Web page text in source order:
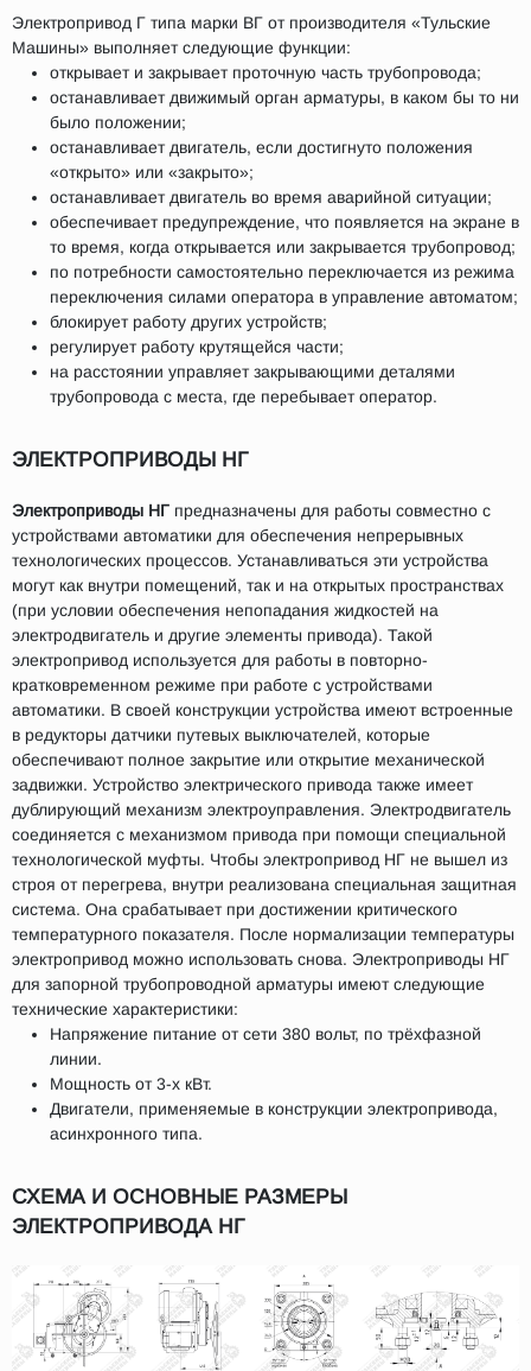
Электропривод Г типа марки ВГ от производителя «Тульские
Машины» выполняет следующие функции:
открывает и закрывает проточную часть трубопровода;
останавливает движимый орган арматуры, в каком бы то ни
было положении;
останавливает двигатель, если достигнуто положения
«открыто» или «закрыто»;
останавливает двигатель во время аварийной ситуации;
обеспечивает предупреждение, что появляется на экране в
то время, когда открывается или закрывается трубопровод;
по потребности самостоятельно переключается из режима
переключения силами оператора в управление автоматом;
блокирует работу других устройств;
регулирует работу крутящейся части;
на расстоянии управляет закрывающими деталями
трубопровода с места, где перебывает оператор.
ЭЛЕКТРОПРИВОДЫ НГ
Электроприводы НГ предназначены для работы совместно с
устройствами автоматики для обеспечения непрерывных
технологических процессов. Устанавливаться эти устройства
могут как внутри помещений, так и на открытых пространствах
(при условии обеспечения непопадания жидкостей на
электродвигатель и другие элементы привода). Такой
электропривод используется для работы в повторно-
кратковременном режиме при работе с устройствами
автоматики. В своей конструкции устройства имеют встроенные
в редукторы датчики путевых выключателей, которые
обеспечивают полное закрытие или открытие механической
задвижки. Устройство электрического привода также имеет
дублирующий механизм электроуправления. Электродвигатель
соединяется с механизмом привода при помощи специальной
технологической муфты. Чтобы электропривод НГ не вышел из
строя от перегрева, внутри реализована специальная защитная
система. Она срабатывает при достижении критического
температурного показателя. После нормализации температуры
электропривод можно использовать снова. Электроприводы НГ
для запорной трубопроводной арматуры имеют следующие
технические характеристики:
Напряжение питание от сети 380 вольт, по трёхфазной
линии.
Мощность от 3-х кВт.
Двигатели, применяемые в конструкции электропривода,
асинхронного типа.
СХЕМА И ОСНОВНЫЕ РАЗМЕРЫ
ЭЛЕКТРОПРИВОДА НГ